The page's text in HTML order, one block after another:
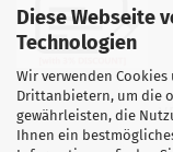
Diese Webseite
Technologien
Wir verwenden
Drittanbietern, um die
gewährleisten, die
Ihnen ein